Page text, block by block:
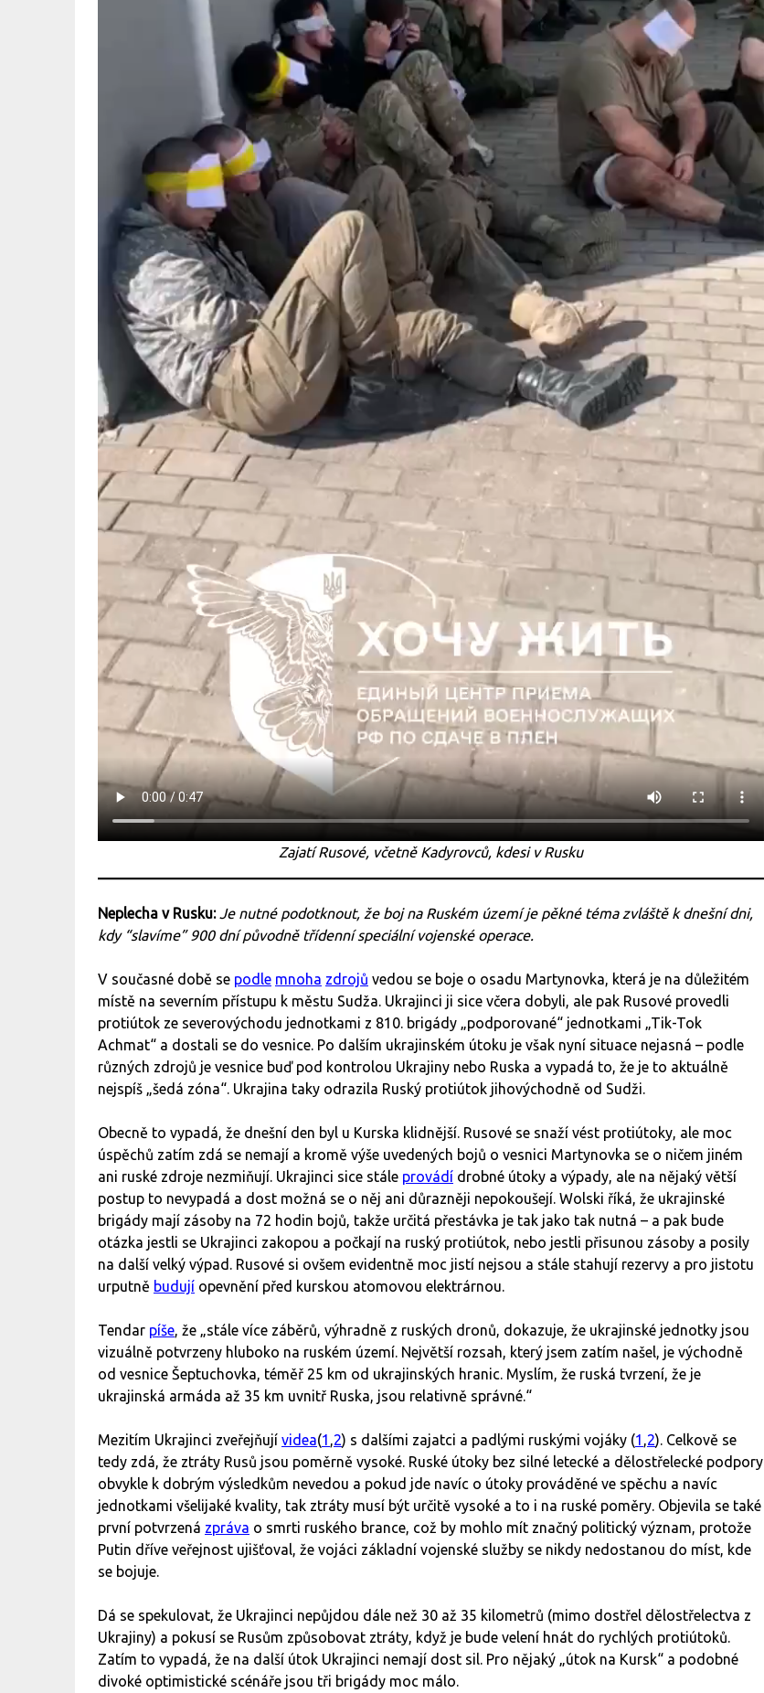
Zajatí Rusové, včetně Kadyrovců, kdesi v Rusku
Neplecha v Rusku: Je nutné podotknout, že boj na Ruském území je pěkné téma zvláště k dnešní dni,
kdy “slavíme” 900 dní původně třídenní speciální vojenské operace.
V současné době se podle mnoha zdrojů vedou se boje o osadu Martynovka, která je na důležitém
místě na severním přístupu k městu Sudža. Ukrajinci ji sice včera dobyli, ale pak Rusové provedli
protiútok ze severovýchodu jednotkami z 810. brigády „podporované“ jednotkami „Tik-Tok
Achmat“ a dostali se do vesnice. Po dalším ukrajinském útoku je však nyní situace nejasná – podle
různých zdrojů je vesnice buď pod kontrolou Ukrajiny nebo Ruska a vypadá to, že je to aktuálně
nejspíš „šedá zóna“. Ukrajina taky odrazila Ruský protiútok jihovýchodně od Sudži.
Obecně to vypadá, že dnešní den byl u Kurska klidnější. Rusové se snaží vést protiútoky, ale moc
úspěchů zatím zdá se nemají a kromě výše uvedených bojů o vesnici Martynovka se o ničem jiném
ani ruské zdroje nezmiňují. Ukrajinci sice stále provádí drobné útoky a výpady, ale na nějaký větší
postup to nevypadá a dost možná se o něj ani důrazněji nepokoušejí. Wolski říká, že ukrajinské
brigády mají zásoby na 72 hodin bojů, takže určitá přestávka je tak jako tak nutná – a pak bude
otázka jestli se Ukrajinci zakopou a počkají na ruský protiútok, nebo jestli přisunou zásoby a posily
na další velký výpad. Rusové si ovšem evidentně moc jistí nejsou a stále stahují rezervy a pro jistotu
urputně budují opevnění před kurskou atomovou elektrárnou.
Tendar píše, že „stále více záběrů, výhradně z ruských dronů, dokazuje, že ukrajinské jednotky jsou
vizuálně potvrzeny hluboko na ruském území. Největší rozsah, který jsem zatím našel, je východně
od vesnice Šeptuchovka, téměř 25 km od ukrajinských hranic. Myslím, že ruská tvrzení, že je
ukrajinská armáda až 35 km uvnitř Ruska, jsou relativně správné.“
Mezitím Ukrajinci zveřejňují videa(1 ,2) s dalšími zajatci a padlými ruskými vojáky (1 ,2). Celkově se
tedy zdá, že ztráty Rusů jsou poměrně vysoké. Ruské útoky bez silné letecké a dělostřelecké podpory
obvykle k dobrým výsledkům nevedou a pokud jde navíc o útoky prováděné ve spěchu a navíc
jednotkami všelijaké kvality, tak ztráty musí být určitě vysoké a to i na ruské poměry. Objevila se také
první potvrzená zpráva o smrti ruského brance, což by mohlo mít značný politický význam, protože
Putin dříve veřejnost ujišťoval, že vojáci základní vojenské služby se nikdy nedostanou do míst, kde
se bojuje.
Dá se spekulovat, že Ukrajinci nepůjdou dále než 30 až 35 kilometrů (mimo dostřel dělostřelectva z
Ukrajiny) a pokusí se Rusům způsobovat ztráty, když je bude velení hnát do rychlých protiútoků.
Zatím to vypadá, že na další útok Ukrajinci nemají dost sil. Pro nějaký „útok na Kursk“ a podobné
divoké optimistické scénáře jsou tři brigády moc málo.